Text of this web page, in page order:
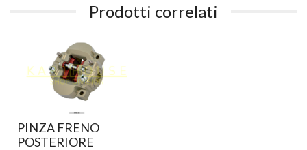
Prodotti correlati
PINZA FRENO
POSTERIORE